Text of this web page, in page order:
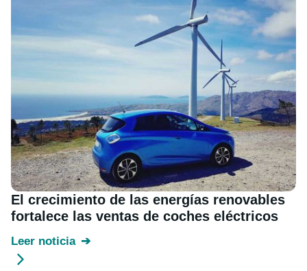
El crecimiento de las energías renovables
fortalece las ventas de coches eléctricos
Leer noticia